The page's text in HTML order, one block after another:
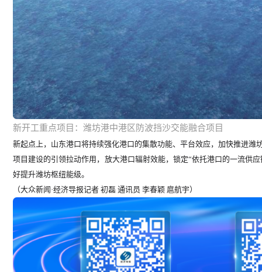
新开工重点项目：潍坊港中港区防波挡沙交能融合项目
新起点上，山东港口将持续强化港口的集散功能、平台效应，加快推进
项目建设的引领拉动作用，放大港口辐射效能，锁定“依托港口的一流供
好提升潍坊枢纽能级。
（大众新闻·经济导报记者 初磊 通讯员 李春颖 扈航宇）